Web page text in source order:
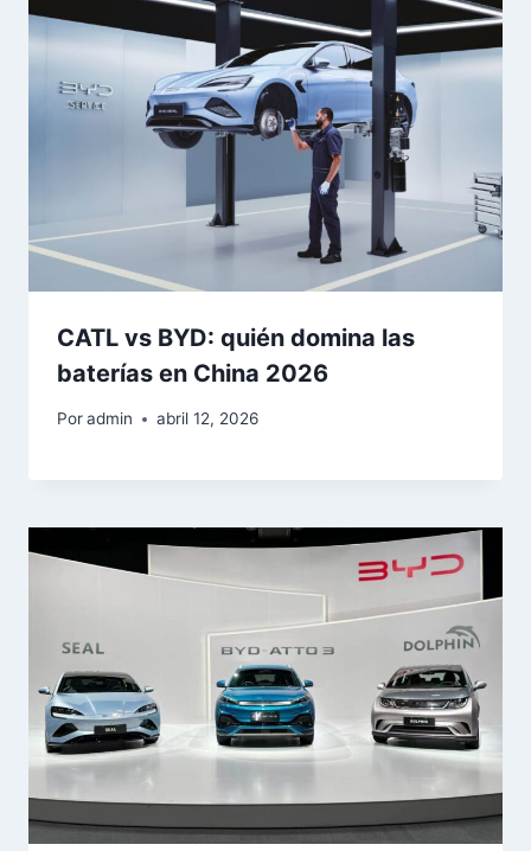
CATL vs BYD: quién domina las
baterías en China 2026
Poradmin abril 12, 2026